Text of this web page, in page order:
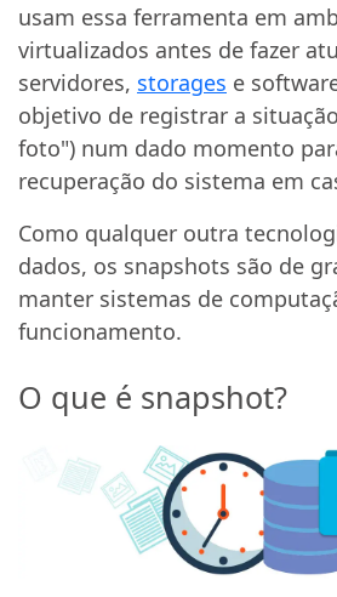
usam essa ferramenta em
virtualizados antes de fazer
servidores, storages e
objetivo de registrar a
foto") num dado momento
recuperação do sistema em
Como qualquer outra
dados, os snapshots são de
manter sistemas de
funcionamento.
O que é snapshot?